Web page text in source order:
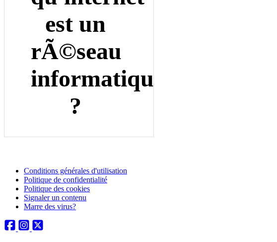
Conditions générales d'utilisation
Politique de confidentialité
Politique des cookies
Signaler un contenu
Marre des virus?